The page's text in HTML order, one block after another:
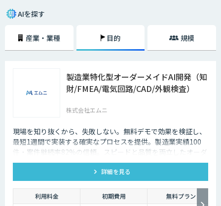
せていきます。
の判定結果を送信していくという流れです。もちろん、異常が見つかれば
AIを探す
産業・業種 目的 規模
製造業特化型オーダーメイドAI開発（知
財/FMEA/電気回路/CAD/外観検査）
株式会社エムニ
現場を知り抜くから、失敗しない。無料デモで効果を検証し、
最短1週間で実装する確実なプロセスを提供。製造業実績100
件・案件継続率82%の信頼。スピードと品質を両立したオーダ
ーメイドAIならエムニ。
詳細を見る
利用料金 初期費用
無料プラン